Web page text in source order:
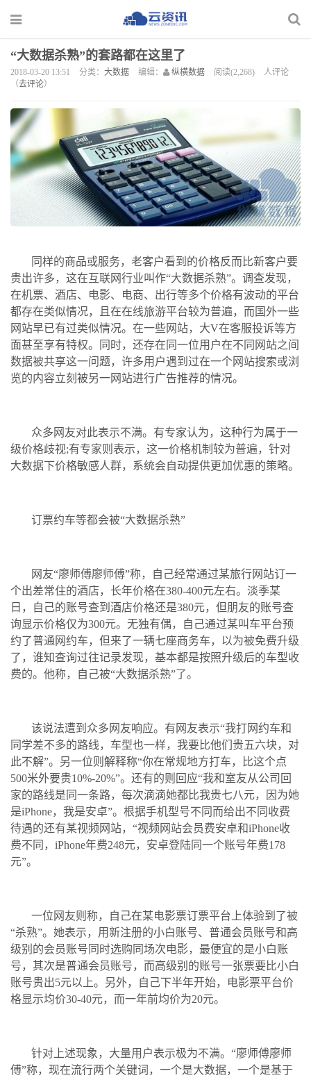
“大数据杀熟”的套路都在这里了
2018-03-20 13:51 分类： 大数据 编辑： 纵横数据 阅读(2,268)
人评论
（去评论）
同样的商品或服务，老客户看到的价格反而比新客户要
贵出许多，这在互联网行业叫作“大数据杀熟”。调查发现，
在机票、酒店、电影、电商、出行等多个价格有波动的平台
都存在类似情况，且在在线旅游平台较为普遍，而国外一些
网站早已有过类似情况。在一些网站，大V在客服投诉等方
面甚至享有特权。同时，还存在同一位用户在不同网站之间
数据被共享这一问题，许多用户遇到过在一个网站搜索或浏
览的内容立刻被另一网站进行广告推荐的情况。
众多网友对此表示不满。有专家认为，这种行为属于一
级价格歧视;有专家则表示，这一价格机制较为普遍，针对
大数据下价格敏感人群，系统会自动提供更加优惠的策略。
订票约车等都会被“大数据杀熟”
网友“廖师傅廖师傅”称，自己经常通过某旅行网站订一
个出差常住的酒店，长年价格在380-400元左右。淡季某
日，自己的账号查到酒店价格还是380元，但朋友的账号查
询显示价格仅为300元。无独有偶，自己通过某叫车平台预
约了普通网约车，但来了一辆七座商务车，以为被免费升级
了，谁知查询过往记录发现，基本都是按照升级后的车型收
费的。他称，自己被“大数据杀熟”了。
该说法遭到众多网友响应。有网友表示“我打网约车和
同学差不多的路线，车型也一样，我要比他们贵五六块，对
此不解”。另一位则解释称“你在常规地方打车，比这个点
500米外要贵10%-20%”。还有的则回应“我和室友从公司回
家的路线是同一条路，每次滴滴她都比我贵七八元，因为她
是iPhone，我是安卓”。根据手机型号不同而给出不同收费
待遇的还有某视频网站，“视频网站会员费安卓和iPhone收
费不同，iPhone年费248元，安卓登陆同一个账号年费178
元”。
一位网友则称，自己在某电影票订票平台上体验到了被
“杀熟”。她表示，用新注册的小白账号、普通会员账号和高
级别的会员账号同时选购同场次电影，最便宜的是小白账
号，其次是普通会员账号，而高级别的账号一张票要比小白
账号贵出5元以上。另外，自己下半年开始，电影票平台价
格显示均价30-40元，而一年前均价为20元。
针对上述现象，大量用户表示极为不满。“廖师傅廖师
傅”称，现在流行两个关键词，一个是大数据，一个是基于